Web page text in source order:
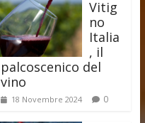
Vitig
no
Italia
, il
palcoscenico del
vino
18 Novembre 2024 0